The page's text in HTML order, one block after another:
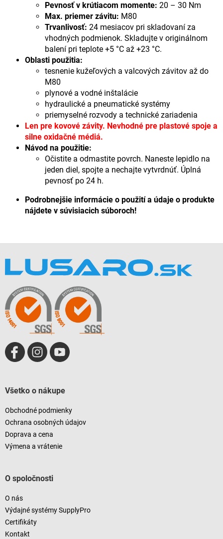
Pevnosť v krútiacom momente: 20 – 30 Nm
Max. priemer závitu: M80
Trvanlivosť: 24 mesiacov pri skladovaní za
vhodných podmienok. Skladujte v originálnom
balení pri teplote +5 °C až +23 °C.
Oblasti použitia:
tesnenie kužeľových a valcových závitov až do
M80
plynové a vodné inštalácie
hydraulické a pneumatické systémy
priemyselné rozvody a technické zariadenia
Len pre kovové závity. Nevhodné pre plastové spoje a
silne oxidačné médiá.
Návod na použitie:
Očistite a odmastite povrch. Naneste lepidlo na
jeden diel, spojte a nechajte vytvrdnúť. Úplná
pevnosť po 24 h.
Podrobnejšie informácie o použití a údaje o produkte
nájdete v súvisiacich súboroch!
Všetko o nákupe
Obchodné podmienky
Ochrana osobných údajov
Doprava a cena
Výmena a vrátenie
O spoločnosti
O nás
Výdajné systémy SupplyPro
Certifikáty
Kontakt